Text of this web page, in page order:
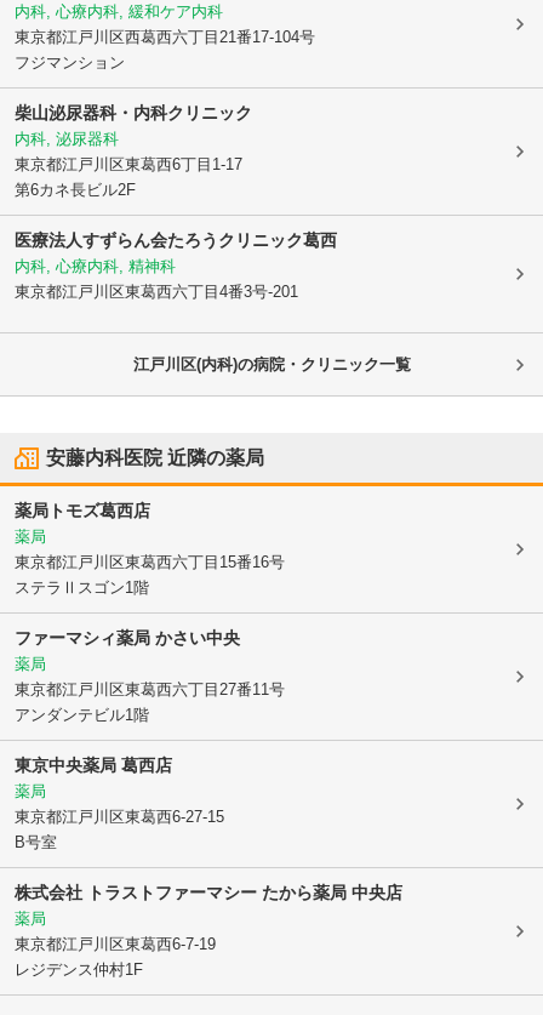
内科, 心療内科, 緩和ケア内科
東京都江戸川区西葛西六丁目21番17-104号
フジマンション
柴山泌尿器科・内科クリニック
内科, 泌尿器科
東京都江戸川区東葛西6丁目1-17
第6カネ長ビル2F
医療法人すずらん会たろうクリニック葛西
内科, 心療内科, 精神科
東京都江戸川区東葛西六丁目4番3号-201
江戸川区(内科)の病院・クリニック一覧
安藤内科医院近隣の薬局
薬局トモズ葛西店
薬局
東京都江戸川区東葛西六丁目15番16号
ステラⅡスゴン1階
ファーマシィ薬局 かさい中央
薬局
東京都江戸川区東葛西六丁目27番11号
アンダンテビル1階
東京中央薬局 葛西店
薬局
東京都江戸川区東葛西6-27-15
B号室
株式会社 トラストファーマシー たから薬局 中央店
薬局
東京都江戸川区東葛西6-7-19
レジデンス仲村1F